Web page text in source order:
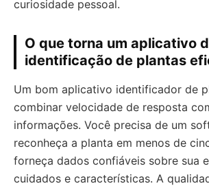
curiosidade pessoal.
O que torna um aplicativo
identificação de plantas
Um bom aplicativo identificador de
combinar velocidade de resposta
informações. Você precisa de um
reconheça a planta em menos de
forneça dados confiáveis sobre sua
cuidados e características. A